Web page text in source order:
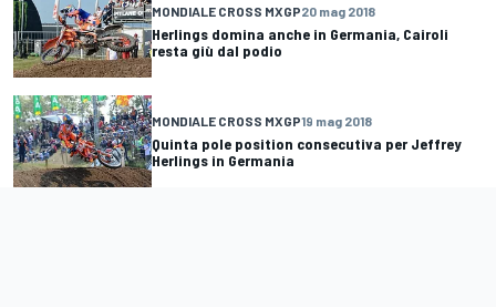
MONDIALE CROSS MXGP20 mag 2018
Herlings domina anche in Germania, Cairoli
resta giù dal podio
MONDIALE CROSS MXGP19 mag 2018
Quinta pole position consecutiva per Jeffrey
Herlings in Germania